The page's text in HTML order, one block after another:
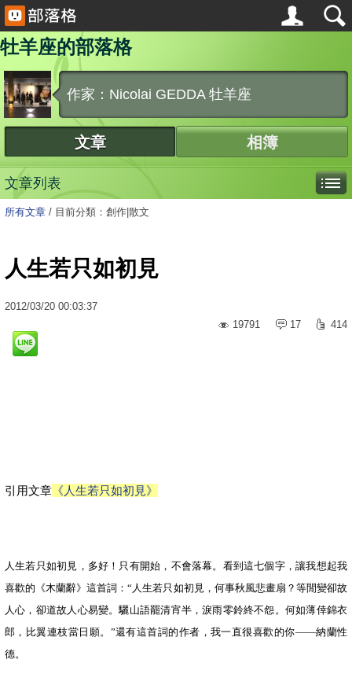
牡羊座的部落格
作家：Nicolai GEDDA 牡羊座
文章 相簿
文章列表
所有文章 / 目前分類：創作|散文
人生若只如初見
2012/03/20 00:03:37
19791
17 414
引用文章 《人生若只如初見》
人生若只如初見，多好！只有開始，不會落幕。看到這七個字，讓我想起我
喜歡的《木蘭辭》這首詞：“人生若只如初見，何事秋風悲畫扇？等閒變卻故
人心，卻道故人心易變。驪山語罷清宵半，淚雨零鈴終不怨。何如薄倖錦衣
郎，比翼連枝當日願。”還有這首詞的作者，我一直很喜歡的你——納蘭性
德。